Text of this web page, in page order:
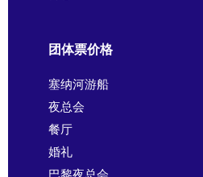
团体票价格
塞纳河游船
夜总会
餐厅
婚礼